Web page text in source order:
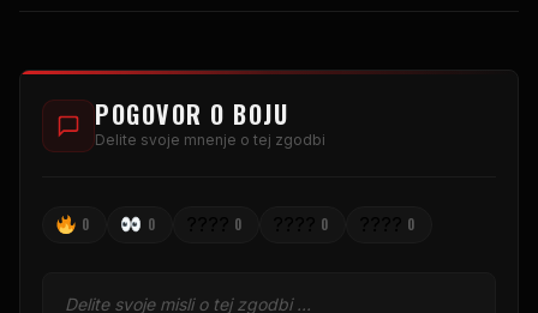
POGOVOR O BOJU
Delite svoje mnenje o tej zgodbi
0 0 0 0 0